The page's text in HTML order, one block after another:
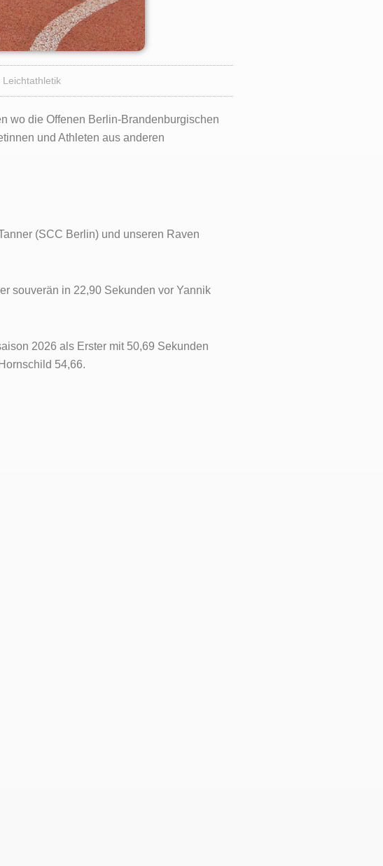
Leichtathletik
wo die Offenen Berlin-Brandenburgischen
und Athleten aus anderen
(SCC Berlin) und unseren Raven
souverän in 22,90 Sekunden vor Yannik
2026 als Erster mit 50,69 Sekunden
54,66.